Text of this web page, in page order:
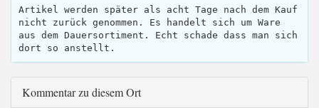
Artikel werden später als acht Tage nach dem Kauf
nicht zurück genommen. Es handelt sich um Ware
aus dem Dauersortiment. Echt schade dass man sich
dort so anstellt.
Kommentar zu diesem Ort